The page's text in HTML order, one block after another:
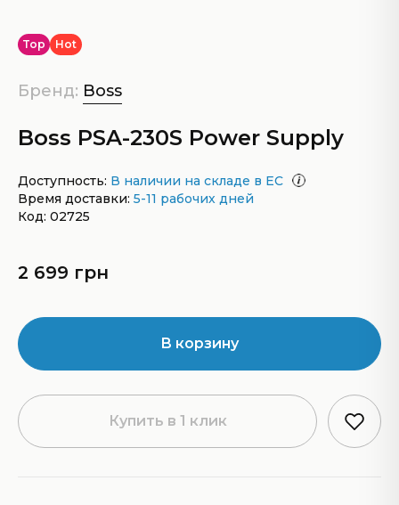
Top Hot
Бренд: Boss
Boss PSA-230S Power Supply
Доступность: В наличии на складе в ЕС
Время доставки: 5-11 рабочих дней
Код: 02725
2 699 грн
В корзину
Купить в 1 клик